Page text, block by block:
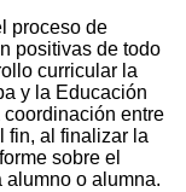
proceso de
positivas de todo
curricular la
y la Educación
entre
fin, al finalizar la
sobre el
o alumna.